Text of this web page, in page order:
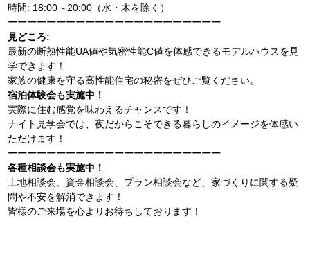
時間: 18:00～20:00（水・木を除く）
ーーーーーーーーーーーーーーーーーーーーーー
見どころ:
最新の断熱性能UA値や気密性能C値を体感できるモデルハウスを見
学できます！
家族の健康を守る高性能住宅の秘密をぜひご覧ください。
宿泊体験会も実施中！
実際に住む感覚を味わえるチャンスです！
ナイト見学会では、夜だからこそできる暮らしのイメージを体感い
ただけます！
ーーーーーーーーーーーーーーーーーーーーーー
各種相談会も実施中！
土地相談会、資金相談会、プラン相談会など、家づくりに関する疑
問や不安を解消できます！
皆様のご来場を心よりお待ちしております！